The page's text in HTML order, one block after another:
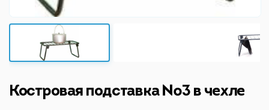
Костровая подставка №3 в чехле